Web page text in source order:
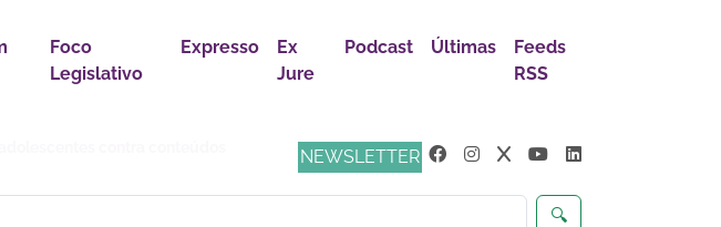
Foco
Legislativo
Expresso
Ex
Jure
Podcast Últimas
Feeds
RSS
NEWSLETTER
🔍